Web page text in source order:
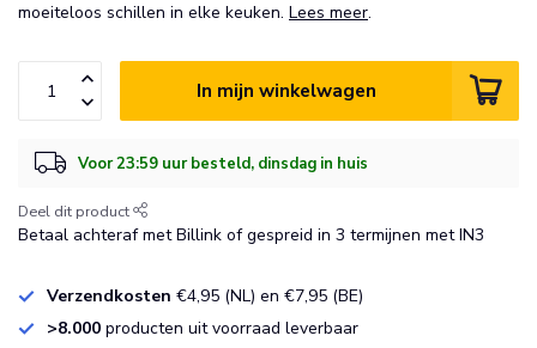
moeiteloos schillen in elke keuken. Lees meer.
In mijn winkelwagen
Voor 23:59 uur besteld, dinsdag in huis
Deel dit product
Betaal achteraf met Billink of gespreid in 3 termijnen met IN3
Verzendkosten €4,95 (NL) en €7,95 (BE)
>8.000 producten uit voorraad leverbaar